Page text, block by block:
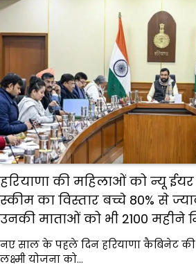
हरियाणा की महिलाओं को न्यू ईयर
स्कीम का विस्तार बच्चे 80% से
उनकी माताओं को भी ₹2100 महीने
नए साल के पहले दिन हरियाणा कैबिनेट की
लक्ष्मी योजना को…